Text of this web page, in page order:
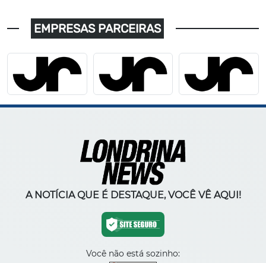
EMPRESAS PARCEIRAS
A NOTÍCIA QUE É DESTAQUE, VOCÊ VÊ AQUI!
Você não está sozinho: